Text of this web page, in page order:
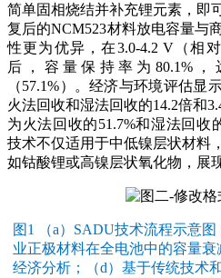
简单固相烧结并补充锂元素，即
复后的NCM523材料放电容量与
性更为优异，在3.0-4.2 V（相
后，容量保持率为80.1%，
（57.1%）。经济与环境评估显
火法回收和湿法回收的14.2倍和
为火法回收的51.7%和湿法回收
技术不仅适用于中低镍层状材料
如钴酸锂或高镍层状氧化物，展
图1
（a）SADU技术流程示意
业正极材料在全电池中的容量
经济分析；（d）基于传统技术